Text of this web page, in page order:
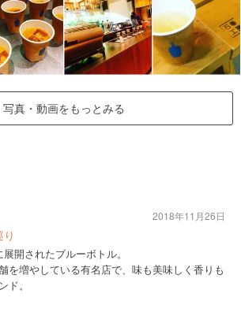
写真・動画をもっとみる
開されたブルーボトル。
を増やしている有名店で、味も美味しく香りも
ド。
2018年11月26日